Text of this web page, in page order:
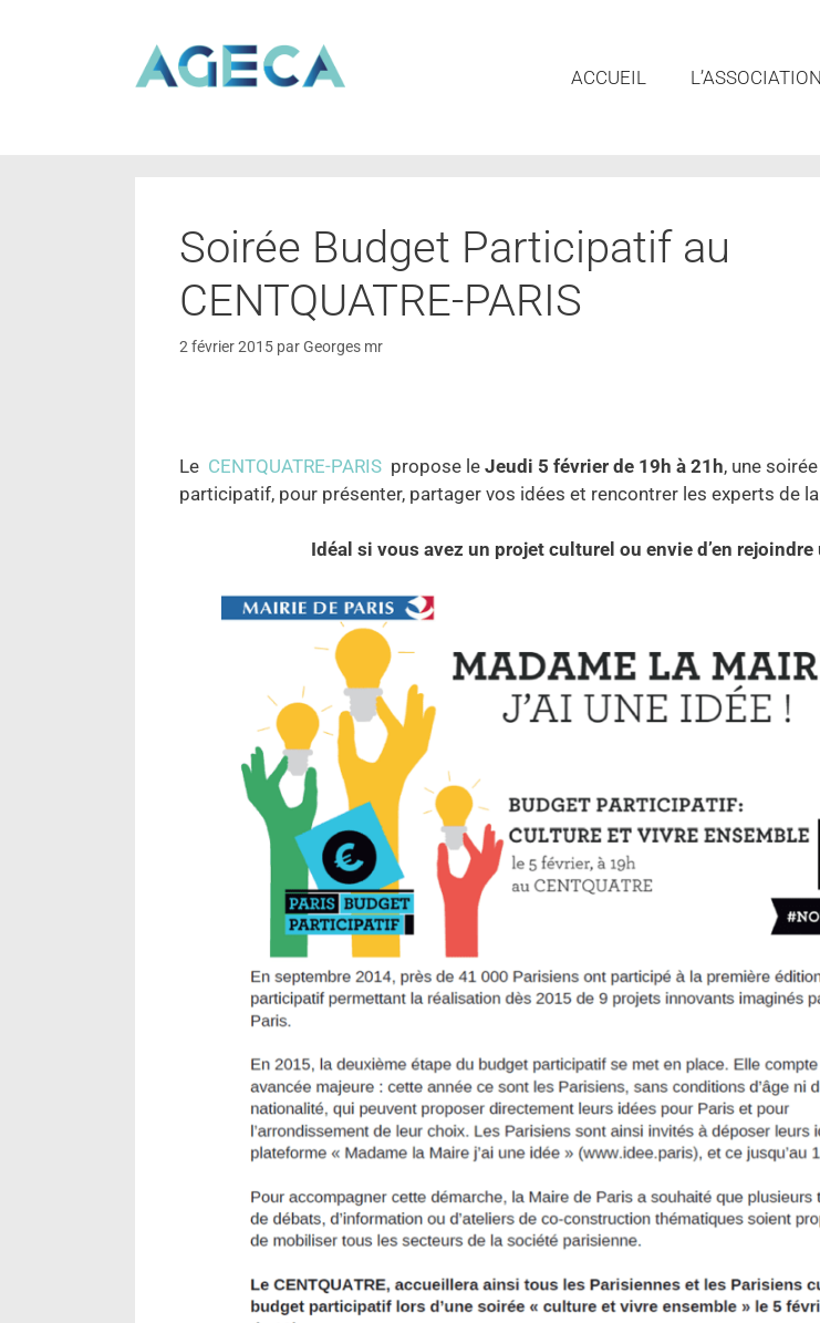
ACCUEIL L’ASSOCIATION
Soirée Budget Participatif au
CENTQUATRE-PARIS
2 février 2015 parGeorges mr
Le CENTQUATRE-PARIS propose le Jeudi 5 février de 19h à 21h, une
participatif, pour présenter, partager vos idées et rencontrer les experts de
Idéal si vous avez un projet culturel ou envie d’en rejoindre